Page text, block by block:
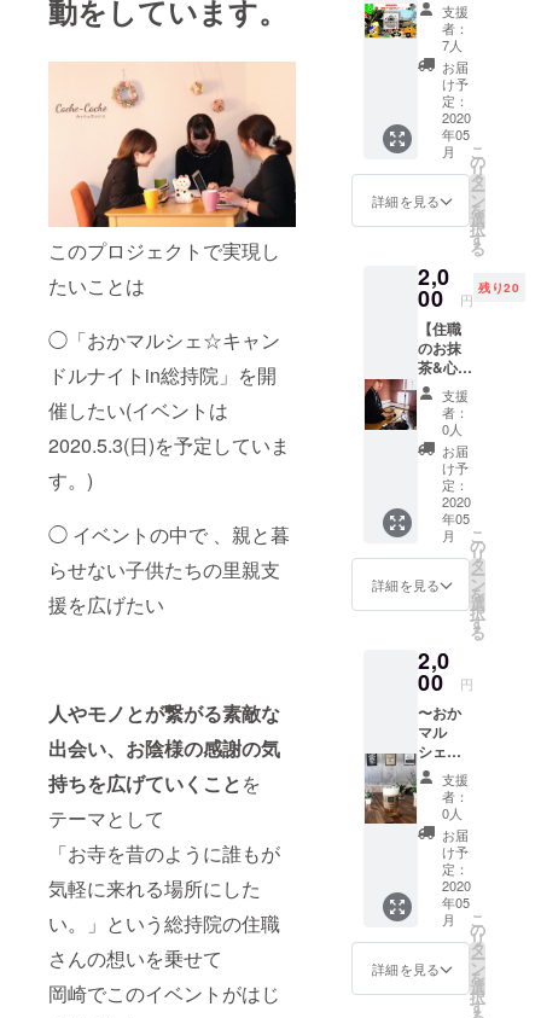
動をしています。
このプロジェクトで実現し
たいことは
◯「おかマルシェ☆キャン
ドルナイトin総持院」を開
催したい(イベントは
2020.5.3(日)を予定していま
す。)
◯ イベントの中で 、親と暮
らせない子供たちの里親支
援を広げたい
人やモノとが繋がる素敵な
出会い、お陰様の感謝の気
持ちを広げていくことを
テーマとして
「お寺を昔のように誰もが
気軽に来れる場所にした
い。」という総持院の住職
さんの想いを乗せて
岡崎でこのイベントがはじ
げ、地域活
性化に繋げ
る活動をし
ています。
謝を込
めて作
成した
お礼の
メー
ル】 お
礼の
メール
をお届
けしま
す。 こ
のコー
ターン
費用(製
作費や
送料な
ど)がか
からな
い為、
いただ
いたご
支援金
はサー
ビス手
数料を
除いた
全てを
活動費
用に充
す。
支援
者：
7人
お届
け予
定：
2020
年05
月
詳細を見る
こ
の
リ
タ
ー
ン
を
選
択
す
る
2,0
00 円
残り20
【住職
のお抹
茶&心を
込めて
作成し
たお礼
のメー
ルをお
送りし
ます】
おかマ
ルシェ
で住職
の点て
たお抹
茶とお
子、そ
して素
敵なお
話を聞
かせて
いただ
けま
す。 是
非、心
落ちつ
くお時
間を体
験して
みて下
さい
ね。
※2020.5
支援
者：
0人
お届
け予
定：
2020
年05
月
詳細を見る
こ
の
リ
タ
ー
ン
を
選
択
す
る
2,0
00 円
〜おか
マル
シェ出
店者さ
まよ
り〜 ビ
場 【お
かマル
シェの
中で
ビール
を2杯提
供＆心
を込め
て作成
したお
支援
者：
0人
お届
け予
定：
2020
年05
月
詳細を見る
こ
の
リ
タ
ー
ン
を
選
択
す